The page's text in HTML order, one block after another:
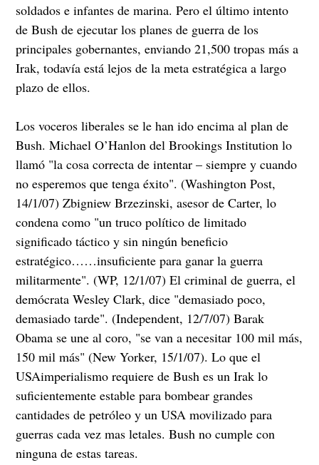
soldados e infantes de marina. Pero el último intento
de Bush de ejecutar los planes de guerra de los
principales gobernantes, enviando 21,500 tropas más a
Irak, todavía está lejos de la meta estratégica a largo
plazo de ellos.
Los voceros liberales se le han ido encima al plan de
Bush. Michael O’Hanlon del Brookings Institution lo
llamó "la cosa correcta de intentar – siempre y cuando
no esperemos que tenga éxito". (Washington Post,
14/1/07) Zbigniew Brzezinski, asesor de Carter, lo
condena como "un truco político de limitado
significado táctico y sin ningún beneficio
estratégico……insuficiente para ganar la guerra
militarmente". (WP, 12/1/07) El criminal de guerra, el
demócrata Wesley Clark, dice "demasiado poco,
demasiado tarde". (Independent, 12/7/07) Barak
Obama se une al coro, "se van a necesitar 100 mil más,
150 mil más" (New Yorker, 15/1/07). Lo que el
USAimperialismo requiere de Bush es un Irak lo
suficientemente estable para bombear grandes
cantidades de petróleo y un USA movilizado para
guerras cada vez mas letales. Bush no cumple con
ninguna de estas tareas.